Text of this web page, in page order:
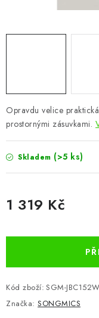
OSTATNÍ
VÝPRODEJ
Vše o nákupu Info
Opravdu velice
prostornými zásuvkami.
Skladem (>5 ks)
1 319 Kč
Kód zboží: SGM-
Značka: SONGMICS